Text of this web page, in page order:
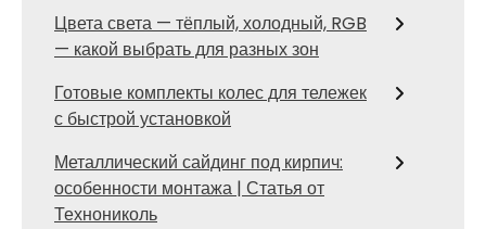
Цвета света — тёплый, холодный, RGB
— какой выбрать для разных зон
Готовые комплекты колес для тележек
с быстрой установкой
Металлический сайдинг под кирпич:
особенности монтажа | Статья от
Технониколь